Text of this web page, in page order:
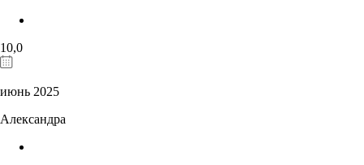
10,0
июнь 2025
Александра